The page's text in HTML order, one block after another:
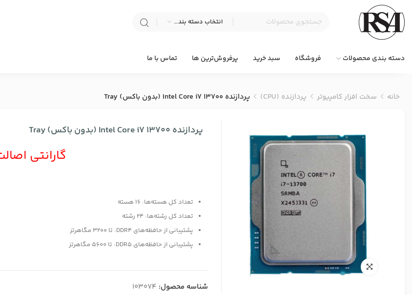
انتخاب دسته بندی
دسته بندی محصولات فروشگاه سبد خرید پرفروش‌ترین ها تماس با ما
خانه سخت افزار کامپیوتر پردازنده (CPU) پردازنده Intel Core i7 13700 (بدون باکس) Tray
پردازنده Intel Core i7 13700 (بدون باکس) Tray
گارانتی
تعداد کل هسته‌ها: 16 هسته
تعداد کل رشته‌ها: 24 رشته
پشتیبانی از حافظه‌های DDR4: تا 3200 مگاهرتز
پشتیبانی از حافظه‌های DDR5: تا 5600 مگاهرتز
شناسه محصول: 103074